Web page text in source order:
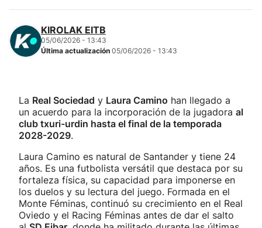
Más deportes
"Helmuga"
KIROLAK EITB
05/06/2026 - 13:43
Última actualización 05/06/2026 - 13:43
La Real Sociedad y Laura Camino han llegado a
un acuerdo para la incorporación de la jugadora al
club txuri-urdin hasta el final de la temporada
2028-2029.
Laura Camino es natural de Santander y tiene 24
años. Es una futbolista versátil que destaca por su
fortaleza física, su capacidad para imponerse en
los duelos y su lectura del juego. Formada en el
Monte Féminas, continuó su crecimiento en el Real
Oviedo y el Racing Féminas antes de dar el salto